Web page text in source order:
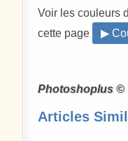
Voir les couleurs
cette page
▶
Photoshoplus ©
Articles